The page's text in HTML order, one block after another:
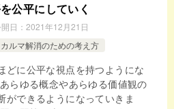
公平にしていく
日： 2021年12月21日
カルマ解消のための考え方
どに公平な視点を持つようにな
らゆる概念やあらゆる価値観の
ができるようになっていきま